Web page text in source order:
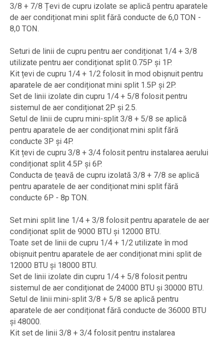
3/8 + 7/8 Țevi de cupru izolate se aplică pentru aparatele
de aer condiționat mini split fără conducte de 6,0 TON -
8,0 TON.
Seturi de linii de cupru pentru aer condiționat 1/4 + 3/8
utilizate pentru aer condiționat split 0.75P și 1P.
Kit țevi de cupru 1/4 + 1/2 folosit în mod obișnuit pentru
aparatele de aer condiționat mini split 1.5P și 2P.
Set de linii izolate din cupru 1/4 + 5/8 folosit pentru
sistemul de aer condiționat 2P și 2.5.
Setul de linii de cupru mini-split 3/8 + 5/8 se aplică
pentru aparatele de aer condiționat mini split fără
conducte 3P și 4P.
Kit țevi de cupru 3/8 + 3/4 folosit pentru instalarea aerului
condiționat split 4.5P și 6P.
Conducta de țeavă de cupru izolată 3/8 + 7/8 se aplică
pentru aparatele de aer condiționat mini split fără
conducte 6P - 8p TON.
Set mini split line 1/4 + 3/8 folosit pentru aparatele de aer
condiționat split de 9000 BTU și 12000 BTU.
Toate set de linii de cupru 1/4 + 1/2 utilizate în mod
obișnuit pentru aparatele de aer condiționat mini split de
12000 BTU și 18000 BTU.
Set de linii izolate din cupru 1/4 + 5/8 folosit pentru
sistemul de aer condiționat de 24000 BTU și 30000 BTU.
Setul de linii mini-split 3/8 + 5/8 se aplică pentru
aparatele de aer condiționat fără conducte de 36000 BTU
și 48000.
Kit set de linii 3/8 + 3/4 folosit pentru instalarea